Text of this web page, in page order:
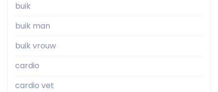
buik
buik man
buik vrouw
cardio
cardio vet